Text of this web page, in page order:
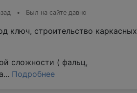
• Был на сайте давно
ключ, строительство каркасных
сложности ( фальц,
Подробнее